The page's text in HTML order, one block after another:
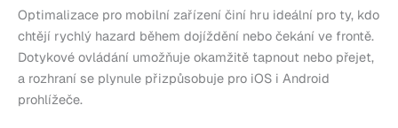
Optimalizace pro mobilní zařízení činí hru ideální pro ty, kdo
chtějí rychlý hazard během dojíždění nebo čekání ve frontě.
Dotykové ovládání umožňuje okamžitě tapnout nebo přejet,
a rozhraní se plynule přizpůsobuje pro iOS i Android
prohlížeče.